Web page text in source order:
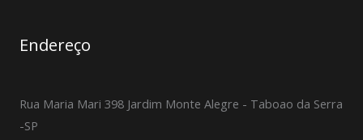
Endereço
Rua Maria Mari 398 Jardim Monte Alegre - Taboao da Serra
-SP